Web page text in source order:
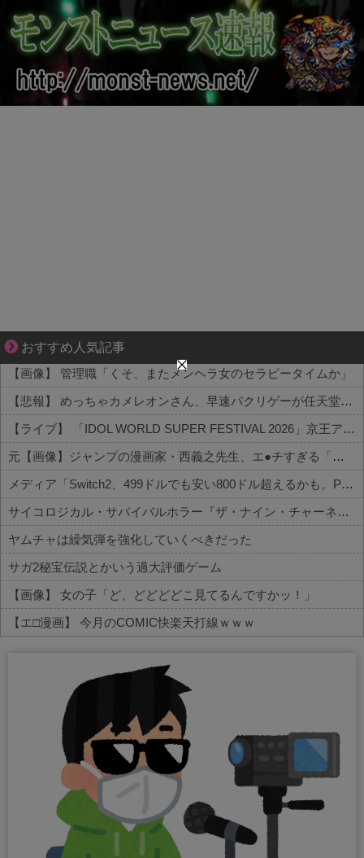
おすすめ人気記事
先輩と後輩、距離が変わった日から始まる恋
【画像】 管理職「くそ、またメンヘラ女のセラピータイムか」
【悲報】 めっちゃカメレオンさん、早速パクリゲーが任天堂ストアに登場してしまう……
【ライブ】 「IDOL WORLD SUPER FESTIVAL 2026」京王アリーナTOKYO開催決定
元【画像】ジャンプの漫画家・西義之先生、エ●チすぎる「八尺様」の新作エ□漫画を描く
メディア「Switch2、499ドルでも安い800ドル超えるかも。PS5は直近での値上げ可能性低い」
サイコロジカル・サバイバルホラー『ザ・ナイン・チャーネル ー第九納骨室ー』PS5版が8/6本日発売─物音ひとつが“死”を招く極限の緊張感と、謎に包まれたディストピアでのサバイバル
ヤムチャは繰気弾を強化していくべきだった
サガ2秘宝伝説とかいう過大評価ゲーム
【画像】 女の子「ど、どどどどこ見てるんですかッ！」
【エ□漫画】 今月のCOMIC快楽天打線ｗｗｗ